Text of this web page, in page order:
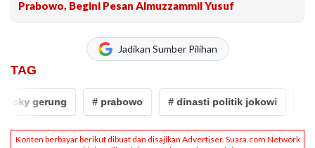
Prabowo, Begini Pesan Almuzzammil Yusuf
Jadikan Sumber Pilihan
TAG
gerung # prabowo # dinasti politik jokowi